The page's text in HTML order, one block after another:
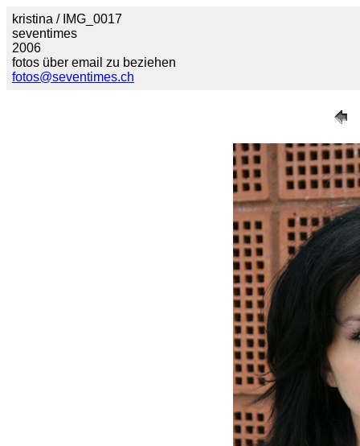
kristina / IMG_0017
seventimes
2006
fotos über email zu beziehen
fotos@seventimes.ch